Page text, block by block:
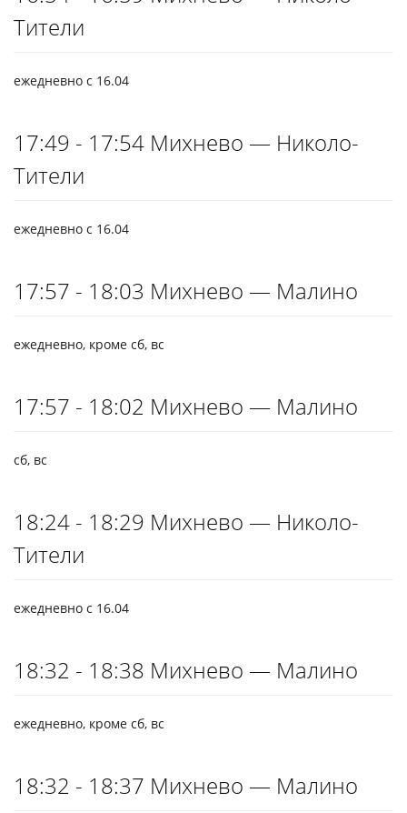
Тители
ежедневно с 16.04
17:49 - 17:54 Михнево — Николо-
Тители
ежедневно с 16.04
17:57 - 18:03 Михнево — Малино
ежедневно, кроме сб, вс
17:57 - 18:02 Михнево — Малино
сб, вс
18:24 - 18:29 Михнево — Николо-
Тители
ежедневно с 16.04
18:32 - 18:38 Михнево — Малино
ежедневно, кроме сб, вс
18:32 - 18:37 Михнево — Малино